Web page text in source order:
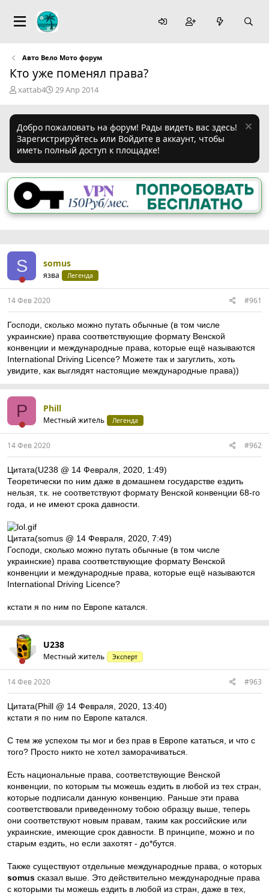
Авто Вело Мото форум
Кто уже поменял права?
А
р
т
е
м
ы
xattab4
Д
н
а
ч
а
л
29 Апр 2014
Добро пожаловать на форум! Рады видеть вас здесь!
Зарегистрируйтесь или Войдите в аккаунт, чтобы
иметь полный доступ к площадке!
S somus
язва Легенда
14 Фев 2020 #961
Господи, сколько можно путать обычные (в том числе
украинские) права соответствующие формату Венской
конвенции и международные права, которые ещё называются
International Driving Licence? Можете так и загуглить, хоть
увидите, как выглядят настоящие международные права))
P Phill
Местный житель Легенда
14 Фев 2020 #962
Цитата(U238 @ 14 Февраля, 2020, 1:49)
Теоретически по ним даже в домашнем государстве ездить
нельзя, т.к. не соответствуют формату Венской конвенции 68-го
года, и не имеют срока давности.
Цитата(somus @ 14 Февраля, 2020, 7:49)
Господи, сколько можно путать обычные (в том числе
украинские) права соответствующие формату Венской
конвенции и международные права, которые ещё называются
International Driving Licence?
кстати я по ним по Европе катался.
U238
Местный житель Эксперт
14 Фев 2020 #963
Цитата(Phill @ 14 Февраля, 2020, 13:40)
кстати я по ним по Европе катался.
С тем же успехом ты мог и без прав в Европе кататься, и что с
того? Просто никто не хотел заморачиваться.
Есть национальные права, соответствующие Венской
конвенции, по которым ты можешь ездить в любой из тех стран,
которые подписали данную конвенцию. Раньше эти права
соответствовали приведенному тобою образцу выше, теперь
они соответствуют новым правам, таким как российские или
украинские, имеющие срок давности. В принципе, можно и по
старым ездить, но если захотят - до*бутся.
Также существуют отдельные международные права, о которых
somus сказал выше. Это действительно международные права
с которыми ты можешь ездить в любой из стран, даже в тех,